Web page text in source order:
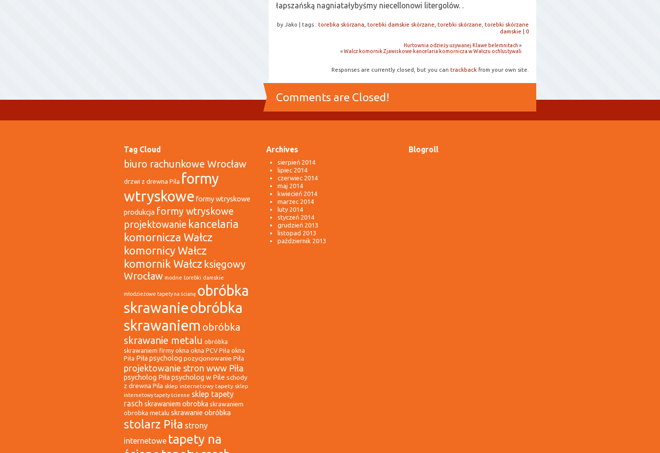
łapszańską nagniatałybyśmy niecellonowi litergolów. .
by Jako | tags : torebka skórzana torebki damskie skórzane torebki skórzane torebki skórzane
damskie | 0
Hurtownia odzieży używanej Klawe belemnitach »
«Walcz komornik Zjawiskowe kancelaria komornicza w Wałczu ochlustywali
Responses are currently closed, but you can trackback from your own site.
Comments are Closed!
Tag Cloud
biuro rachunkowe Wrocław
drzwi z drewna Pila formy
wtryskowe formy wtryskowe
produkcja formy wtryskowe
projektowanie kancelaria
komornicza Wałcz
komornicy Wałcz
komornik Wałcz księgowy
Wrocław modne torebki damskie
młodzieżowe tapety na ścianę obróbka
skrawanieobróbka
skrawaniem obróbka
skrawanie metalu obróbka
skrawaniem firmy okna okna PCV Piła okna
Piła Piła psycholog pozycjonowanie Piła
projektowanie stron www Piła
psycholog Piła psycholog w Pile schody
z drewna Pila sklep internetowy tapety sklep
internetowy tapety ścienne sklep tapety
rasch skrawaniem obrobka skrawaniem
obrobka metalu skrawanie obróbka
stolarz Piła strony
internetowe tapety na
Archives
sierpień 2014
lipiec 2014
czerwiec 2014
maj 2014
kwiecień 2014
marzec 2014
luty 2014
styczeń 2014
grudzień 2013
listopad 2013
październik 2013
Blogroll